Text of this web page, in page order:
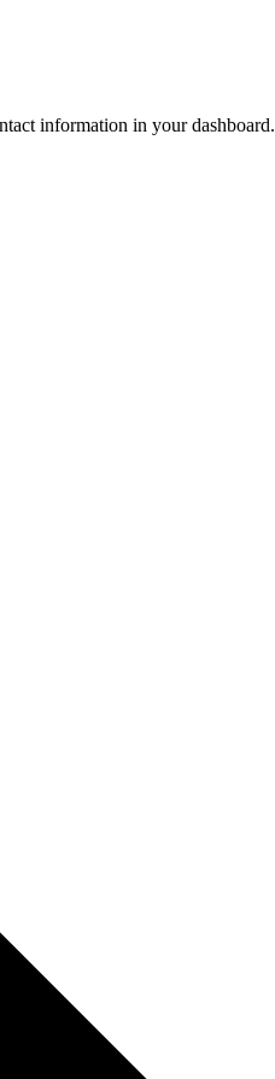
information in your dashboard.